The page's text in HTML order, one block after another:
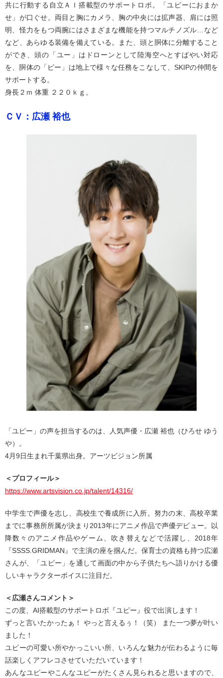
共に行動する自立ＡＩ搭載型のサポートロボ。「ユピーにおまか
せ」が口ぐせ。両目と胸にカメラ、胸の中央には拡声器、肩には照
明、怪力をもつ両腕にはさまざまな機能を持つマルチノズル…など
など、あらゆる装備を備えている。また、頭と胴体に分離すること
ができ、頭の「ユー」はドローンとして陸海空へとすばやい対応
を、胴体の「ピー」は地上で様々な任務をこなして、SKIPの仲間を
サポートする。
身長２ｍ 体重 ２２０ｋｇ。
ＣＶ：広瀬 裕也
「ユピー」の声を担当するのは、人気声優・広瀬 裕也（ひろせ ゆう
や）。
4月9日生まれ千葉県出身。アーツビジョン所属
＜プロフィール＞
https://www.artsvision.co.jp/talent/14316/
中学生で声優を志し、高校生で養成所に入所。努力の末、高校卒業
までに事務所所属が決まり2013年にアニメ作品で声優デビュー。以
降数々のアニメ作品やゲーム、吹き替えなどで活躍し、2018年
『SSSS.GRIDMAN』で主演の座を掴んだ。保育士の資格も持つ広瀬
さんが、「ユピー」を通して画面の中から子供たちへ語りかける優
しいキャラクターボイスに注目だ。
＜広瀬さんコメント＞
この度、AI搭載型のサポートロボ『ユピー』役で出演します！
ずっと言いたかったぁ！ やっと言えるぅ！（笑） また一つ夢が叶い
ました！
ユピーの可愛い所やかっこいい所、いろんな魅力が伝わるように毎
話楽しくアフレコさせていただいています！
あんなユピーやこんなユピーがたくさん見られると思いますので、